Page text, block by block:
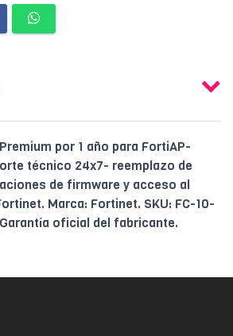
por 1 año para FortiAP-
técnico 24x7- reemplazo de
de firmware y acceso al
Marca: Fortinet. SKU: FC-10-
oficial del fabricante.